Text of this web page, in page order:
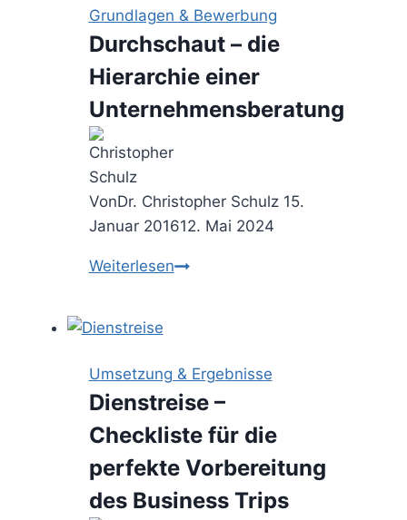
(in)offiziellen
eines
Unternehmensberaters
Grundlagen & Bewerbung
Durchschaut – die
Hierarchie einer
Unternehmensberatung
VonDr. Christopher Schulz 15.
Januar 201612. Mai 2024
WeiterlesenDurchschaut
einer
Unternehmensberatung
Umsetzung & Ergebnisse
Dienstreise –
Checkliste für die
perfekte Vorbereitung
des Business Trips